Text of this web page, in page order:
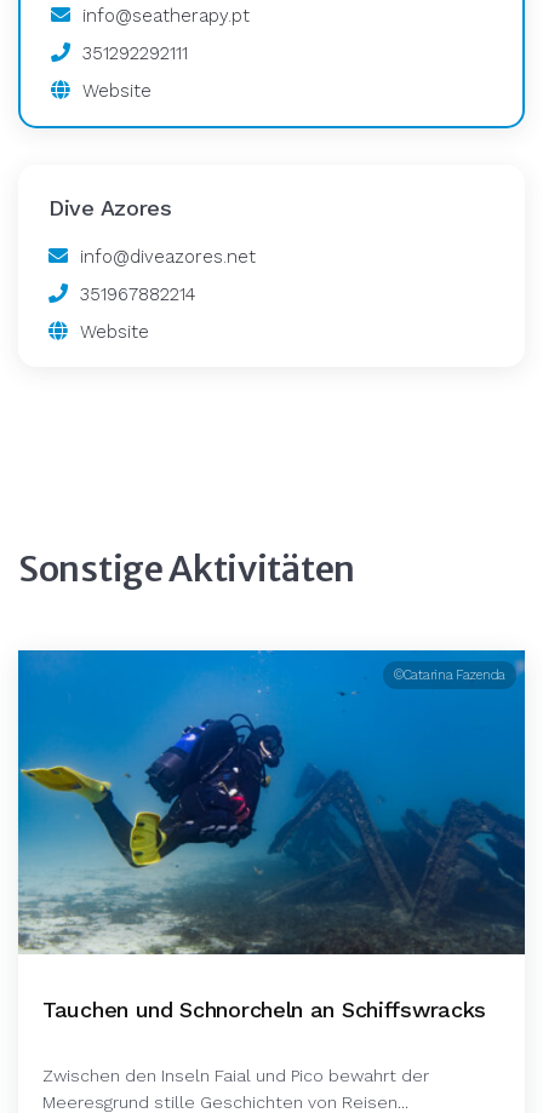
Dive Azores
info@diveazores.net
351967882214
Website
info@seatherapy.pt
351292292111
Website
Sonstige Aktivitäten
©Catarina Fazenda
Tauchen und Schnorcheln an Schiffswracks
Zwischen den Inseln Faial und Pico bewahrt der
Meeresgrund stille Geschichten von Reisen...